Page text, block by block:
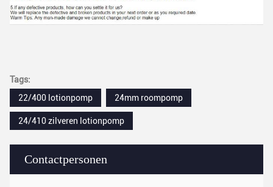
Contactpersonen
Tags:
22/400 lotionpomp
24mm roompomp
24/410 zilveren lotionpomp